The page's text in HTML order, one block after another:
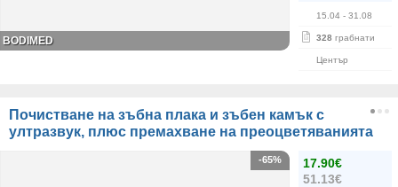
15.04 - 31.08
328 грабнати
Център
BODIMED
Почистване на зъбна плака и зъбен камък с
ултразвук, плюс премахване на преоцветяванията
17.90€
51.13€
-65%